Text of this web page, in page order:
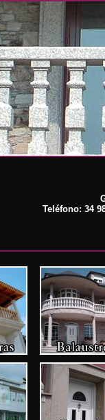
Teléfono: 34